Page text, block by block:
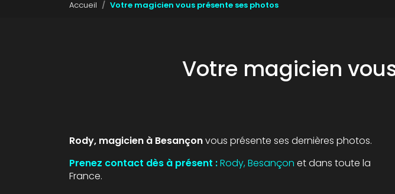
Accueil Votre magicien vous présente ses photos
Votre magicien
Rody, magicien à Besançonvous présente ses dernières photos.
Prenez contact dès à présent :Rody, Besançon et dans toute la
France.